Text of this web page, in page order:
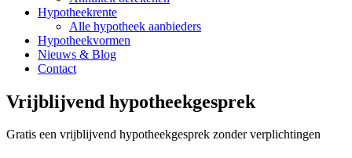
Hypotheekrente
Alle hypotheek aanbieders
Hypotheekvormen
Nieuws & Blog
Contact
Vrijblijvend hypotheekgesprek
Gratis een vrijblijvend hypotheekgesprek zonder verplichtingen